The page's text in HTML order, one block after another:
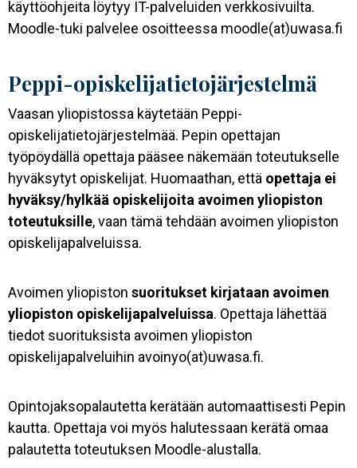
käyttöohjeita löytyy IT-palveluiden verkkosivuilta.
Moodle-tuki palvelee osoitteessa moodle(at)uwasa.fi
Peppi-opiskelijatietojärjestelmä
Vaasan yliopistossa käytetään Peppi-
opiskelijatietojärjestelmää. Pepin opettajan
työpöydällä opettaja pääsee näkemään toteutukselle
hyväksytyt opiskelijat. Huomaathan, että opettaja ei
hyväksy/hylkää opiskelijoita avoimen yliopiston
toteutuksille, vaan tämä tehdään avoimen yliopiston
opiskelijapalveluissa.
Avoimen yliopiston suoritukset kirjataan avoimen
yliopiston opiskelijapalveluissa. Opettaja lähettää
tiedot suorituksista avoimen yliopiston
opiskelijapalveluihin avoinyo(at)uwasa.fi.
Opintojaksopalautetta kerätään automaattisesti Pepin
kautta. Opettaja voi myös halutessaan kerätä omaa
palautetta toteutuksen Moodle-alustalla.